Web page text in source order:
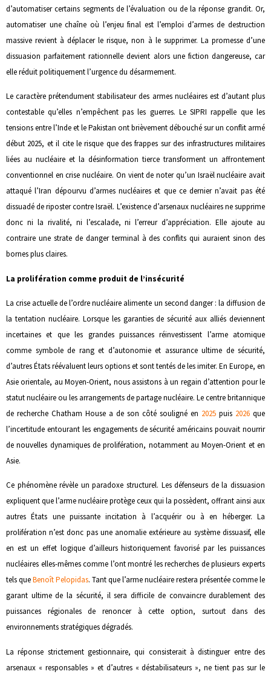
d’automatiser certains segments de l’évaluation ou de la réponse grandit. Or,
automatiser une chaîne où l’enjeu final est l’emploi d’armes de destruction
massive revient à déplacer le risque, non à le supprimer. La promesse d’une
dissuasion parfaitement rationnelle devient alors une fiction dangereuse, car
elle réduit politiquement l’urgence du désarmement.
Le caractère prétendument stabilisateur des armes nucléaires est d’autant plus
contestable qu’elles n’empêchent pas les guerres. Le SIPRI rappelle que les
tensions entre l’Inde et le Pakistan ont brièvement débouché sur un conflit armé
début 2025, et il cite le risque que des frappes sur des infrastructures militaires
liées au nucléaire et la désinformation tierce transforment un affrontement
conventionnel en crise nucléaire. On vient de noter qu’un Israël nucléaire avait
attaqué l’Iran dépourvu d’armes nucléaires et que ce dernier n’avait pas été
dissuadé de riposter contre Israël. L’existence d’arsenaux nucléaires ne supprime
donc ni la rivalité, ni l’escalade, ni l’erreur d’appréciation. Elle ajoute au
contraire une strate de danger terminal à des conflits qui auraient sinon des
bornes plus claires.
La prolifération comme produit de l’insécurité
La crise actuelle de l’ordre nucléaire alimente un second danger : la diffusion de
la tentation nucléaire. Lorsque les garanties de sécurité aux alliés deviennent
incertaines et que les grandes puissances réinvestissent l’arme atomique
comme symbole de rang et d’autonomie et assurance ultime de sécurité,
d’autres États réévaluent leurs options et sont tentés de les imiter. En Europe, en
Asie orientale, au Moyen-Orient, nous assistons à un regain d’attention pour le
statut nucléaire ou les arrangements de partage nucléaire. Le centre britannique
de recherche Chatham House a de son côté souligné en 2025 puis 2026 que
l’incertitude entourant les engagements de sécurité américains pouvait nourrir
de nouvelles dynamiques de prolifération, notamment au Moyen-Orient et en
Asie.
Ce phénomène révèle un paradoxe structurel. Les défenseurs de la dissuasion
expliquent que l’arme nucléaire protège ceux qui la possèdent, offrant ainsi aux
autres États une puissante incitation à l’acquérir ou à en héberger. La
prolifération n’est donc pas une anomalie extérieure au système dissuasif, elle
en est un effet logique d’ailleurs historiquement favorisé par les puissances
nucléaires elles-mêmes comme l’ont montré les recherches de plusieurs experts
tels queBenoît Pelopidas. Tant que l’arme nucléaire restera présentée comme le
garant ultime de la sécurité, il sera difficile de convaincre durablement des
puissances régionales de renoncer à cette option, surtout dans des
environnements stratégiques dégradés.
La réponse strictement gestionnaire, qui consisterait à distinguer entre des
arsenaux « responsables » et d’autres « déstabilisateurs », ne tient pas sur le